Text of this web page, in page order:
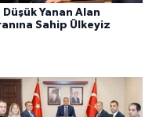
Düşük Yanan Alan
Sahip Ülkeyiz